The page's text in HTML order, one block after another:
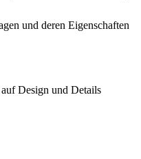
und deren Eigenschaften
Design und Details